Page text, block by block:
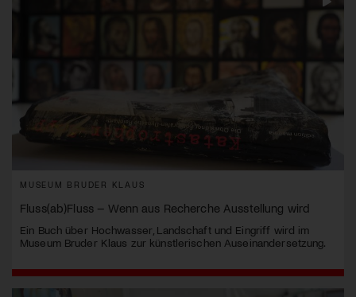
MUSEUM BRUDER KLAUS
Fluss(ab)Fluss – Wenn aus Recherche Ausstellung wird
Ein Buch über Hochwasser, Landschaft und Eingriff wird im
Museum Bruder Klaus zur künstlerischen Auseinandersetzung.